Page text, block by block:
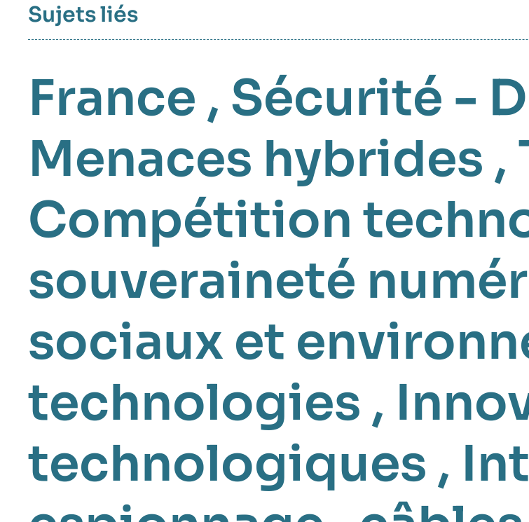
Sujets liés
France , Sécurité -
Menaces hybrides ,
Compétition
souveraineté
sociaux et
technologies ,
technologiques ,